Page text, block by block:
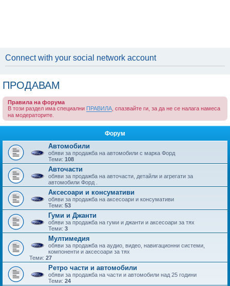
Connect with your social network account
ПРОДАВАМ
Правила на форума
В този раздел има специални ПРАВИЛА , спазвайте ги, за да не се налага намеса
на модераторите.
Форум
Автомобили
обяви за продажба на автомобили с марка Форд
Теми: 108
Авточасти
обяви за продажба на авточасти, детайли и агрегати за
автомобили Форд .
Аксесоари и консумативи
обяви за продажба на аксесоари и консумативи
Теми: 53
Гуми и Джанти
обяви за продажба на гуми и джанти и аксесоари за тях
Теми: 3
Мултимедия
обяви за продажба на аудио, видео, навигационни системи,
компоненти и аксесоари за тях
Теми: 27
Ретро части и автомобили
обяви за продажба на части и автомобили над 25 години
Теми: 24